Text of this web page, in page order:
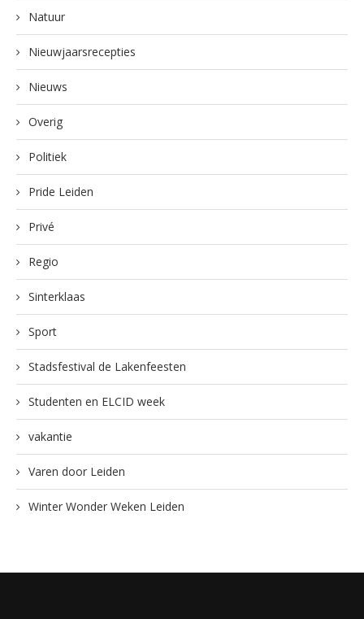
Natuur
Nieuwjaarsrecepties
Nieuws
Overig
Politiek
Pride Leiden
Privé
Regio
Sinterklaas
Sport
Stadsfestival de Lakenfeesten
Studenten en ELCID week
vakantie
Varen door Leiden
Winter Wonder Weken Leiden